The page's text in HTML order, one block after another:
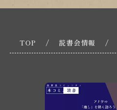
TOP / 読書会情報 /